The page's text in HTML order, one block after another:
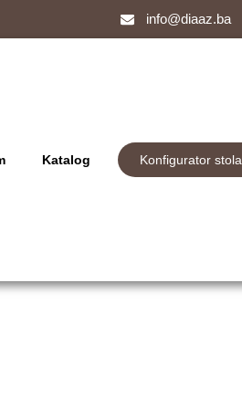
info@diaaz.ba
Katalog Konfigurator stola